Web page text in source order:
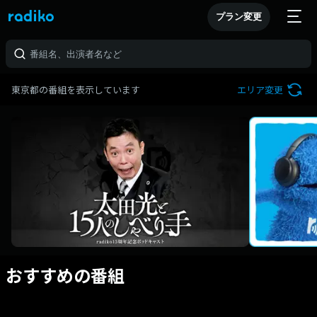
プラン変更
東京都の番組を表示しています エリア変更
おすすめの番組